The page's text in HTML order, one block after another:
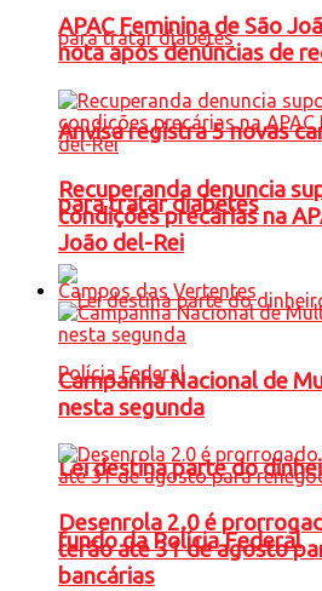
Anvisa registra 5 novas
para tratar diabetes
Lei destina parte do
fundo da Polícia Federal
APAC Feminina de São
nota após denúncias de
Recuperanda denuncia
condições precárias na
João del-Rei
Campos das Vertentes
Campanha Nacional de
nesta segunda
Desenrola 2.0 é
terão até 31 de agosto
bancárias